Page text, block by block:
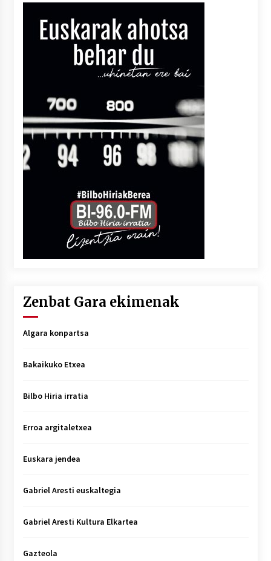
Zenbat Gara ekimenak
Algara konpartsa
Bakaikuko Etxea
Bilbo Hiria irratia
Erroa argitaletxea
Euskara jendea
Gabriel Aresti euskaltegia
Gabriel Aresti Kultura Elkartea
Gazteola